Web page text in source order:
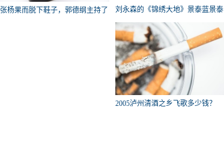
张杨果而脱下鞋子，郭德纲主持了
刘永森的《锦绣大地》景泰蓝景泰
蓝
2005泸州清酒之乡飞歌多少钱？